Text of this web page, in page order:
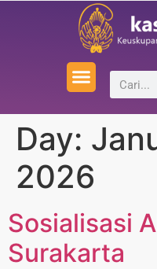
Day:
2026
Sosialisasi
Surakarta